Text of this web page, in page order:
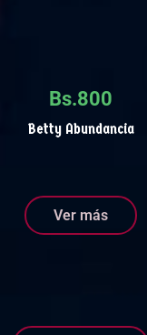
Bs.800
Betty Abundancia
Ver más